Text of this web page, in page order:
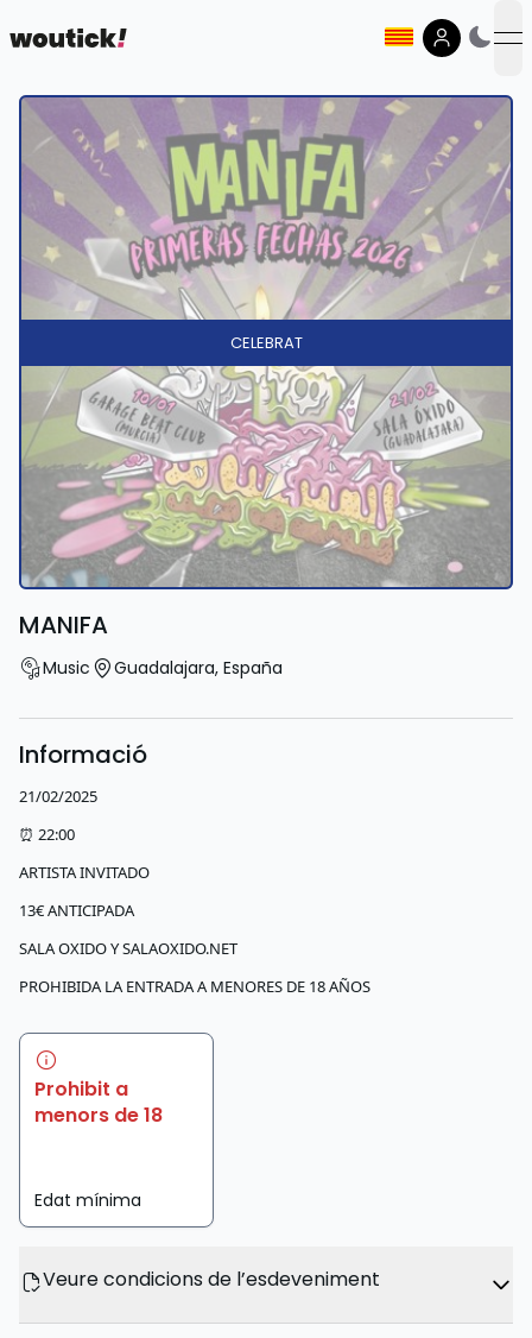
CELEBRAT
MANIFA
Music Guadalajara, España
Informació
21/02/2025
⏰ 22:00
ARTISTA INVITADO
13€ ANTICIPADA
SALA OXIDO Y SALAOXIDO.NET
PROHIBIDA LA ENTRADA A MENORES DE 18 AÑOS
Prohibit a
menors de 18
Edat mínima
Veure condicions de l’esdeveniment